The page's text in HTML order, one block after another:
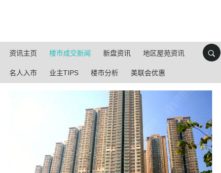
资讯主页 楼市成交新闻 新盘资讯 地区屋苑资讯
名人入市 业主TIPS 楼市分析 美联会优惠